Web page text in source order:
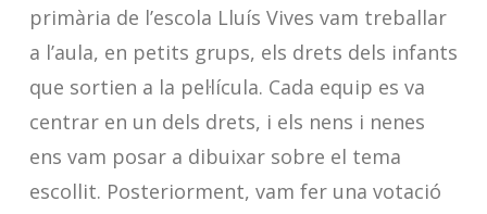
primària de l’escola Lluís Vives vam treballar
a l’aula, en petits grups, els drets dels infants
que sortien a la pel·lícula. Cada equip es va
centrar en un dels drets, i els nens i nenes
ens vam posar a dibuixar sobre el tema
escollit. Posteriorment, vam fer una votació